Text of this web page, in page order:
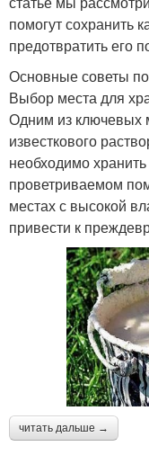
помогут сохранить
предотвратить его
Основные советы
Выбор места для
Одним из ключевых
известкового
необходимо
проветриваемом
местах с высокой
привести к
читать дальше →